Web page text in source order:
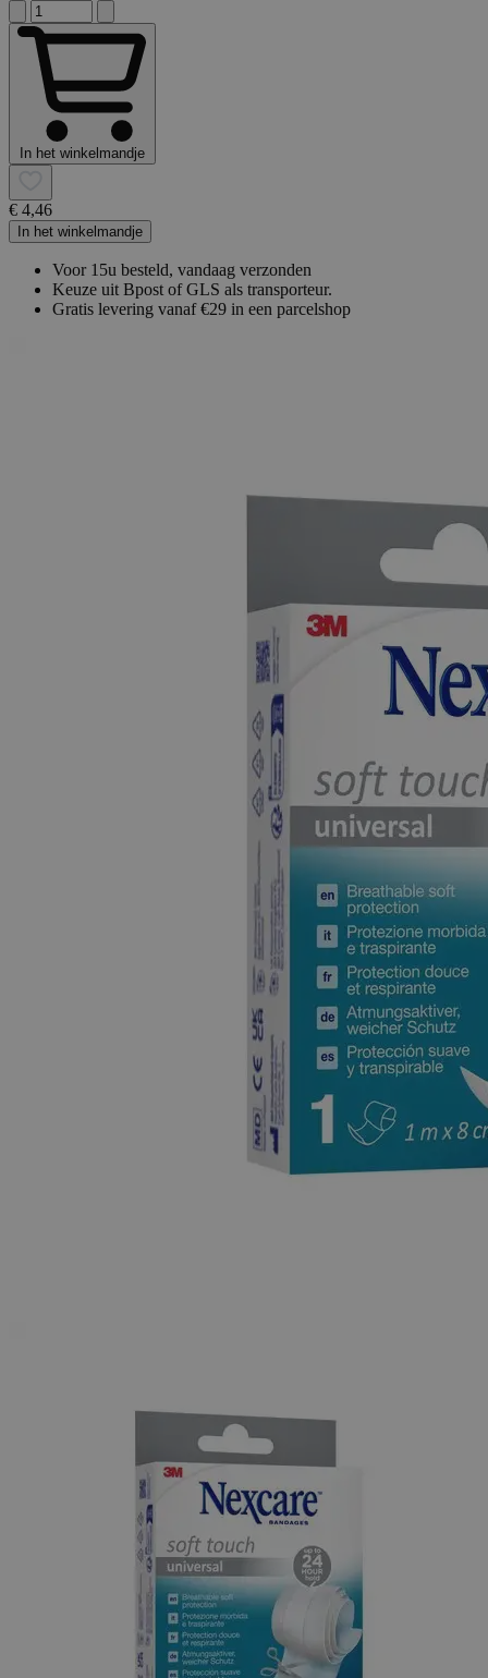
In het winkelmandje
€ 4,46
In het winkelmandje
Voor 15u besteld, vandaag verzonden
Keuze uit Bpost of GLS als transporteur.
Gratis levering vanaf €29 in een parcelshop